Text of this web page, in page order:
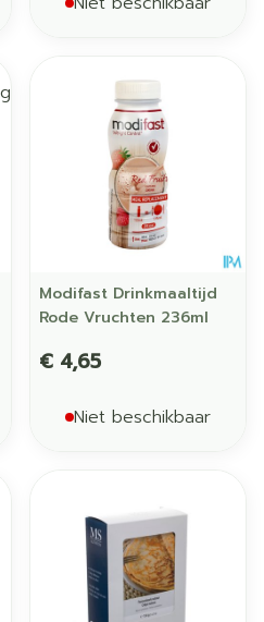
Modifast Drinkmaaltijd
Rode Vruchten 236ml
€ 4,65
Niet beschikbaar